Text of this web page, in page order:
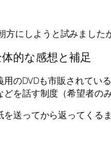
方にしようと試みました
的な感想と補足
のDVDも市販されてい
どを話す制度（希望者の
送ってから返ってくる